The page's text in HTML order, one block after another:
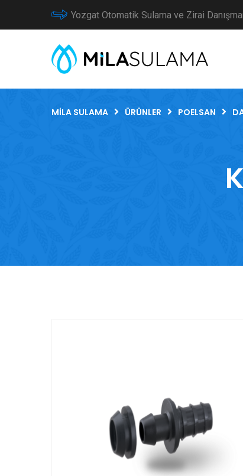
Yozgat Otomatik Sulama ve Zirai
MILA SULAMA ÜRÜNLER POELSAN